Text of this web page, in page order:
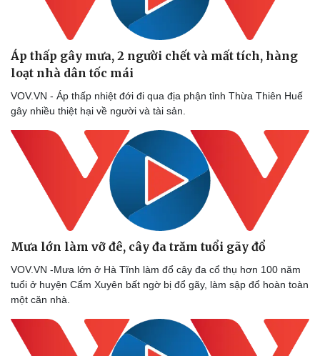
Doanh nghiệp
Thông tin doanh nghiệp
Doanh nghiệp 24h
Doanh nhân
Vì cộng đồng
Công nghệ
Sành điệu
Tin Công nghệ
Trải nghiệm
Chuyển đổi số
Áp thấp gây mưa, 2 người chết và mất tích, hàng
loạt nhà dân tốc mái
VOV.VN - Áp thấp nhiệt đới đi qua địa phận tỉnh Thừa Thiên Huế
gây nhiều thiệt hại về người và tài sản.
Mưa lớn làm vỡ đê, cây đa trăm tuổi gãy đổ
VOV.VN -Mưa lớn ở Hà Tĩnh làm đổ cây đa cổ thụ hơn 100 năm
tuổi ở huyện Cẩm Xuyên bất ngờ bị đổ gãy, làm sập đổ hoàn toàn
một căn nhà.